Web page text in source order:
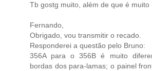
Tb gostg muito, além de que é muito
Fernando,
Obrigado, vou transmitir o recado.
Responderei a questão pelo Bruno:
356A para o 356B é muito
bordas dos para-lamas; o painel